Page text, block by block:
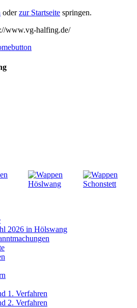
oderzur Startseite springen.
www.vg-halfing.de/
2026 in Hölswang
1. Verfahren
2. Verfahren